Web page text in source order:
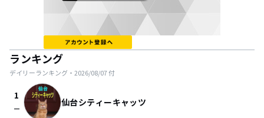
ランキング
デイリーランキング・ 2026/08/07付
1
check_indeterminate_small 仙台シティーキャッツ